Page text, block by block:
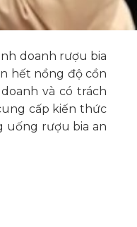
doanh rượu bia
hết nồng độ cồn
và có trách
cấp kiến thức
uống rượu bia an